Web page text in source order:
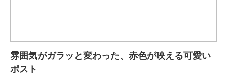
雰囲気がガラッと変わった、赤色が映える可愛い
ポスト